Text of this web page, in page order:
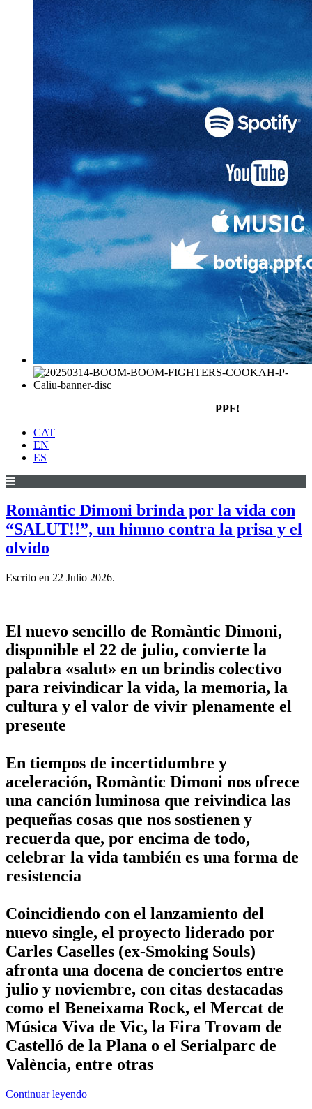
PPF!
CAT
EN
ES
Romàntic Dimoni brinda por la vida con
“SALUT!!”, un himno contra la prisa y el
olvido
Escrito en 22 Julio 2026.
El nuevo sencillo de Romàntic Dimoni,
disponible el 22 de julio, convierte la
palabra «salut» en un brindis colectivo
para reivindicar la vida, la memoria, la
cultura y el valor de vivir plenamente el
presente
En tiempos de incertidumbre y
aceleración, Romàntic Dimoni nos ofrece
una canción luminosa que reivindica las
pequeñas cosas que nos sostienen y
recuerda que, por encima de todo,
celebrar la vida también es una forma de
resistencia
Coincidiendo con el lanzamiento del
nuevo single, el proyecto liderado por
Carles Caselles (ex-Smoking Souls)
afronta una docena de conciertos entre
julio y noviembre, con citas destacadas
como el Beneixama Rock, el Mercat de
Música Viva de Vic, la Fira Trovam de
Castelló de la Plana o el Serialparc de
València, entre otras
Continuar leyendo